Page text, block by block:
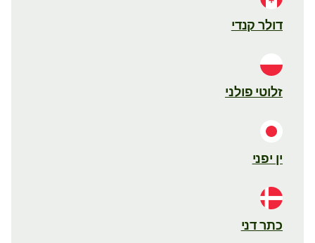
דולר קנדי
זלוטי פולני
ין יפני
כתר דני